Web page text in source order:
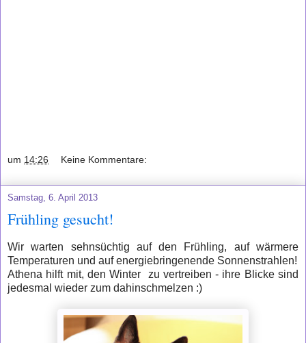
um 14:26 Keine Kommentare:
Samstag, 6. April 2013
Frühling gesucht!
Wir warten sehnsüchtig auf den Frühling, auf wärmere
Temperaturen und auf energiebringenende Sonnenstrahlen!
Athena hilft mit, den Winter zu vertreiben - ihre Blicke sind
jedesmal wieder zum dahinschmelzen :)